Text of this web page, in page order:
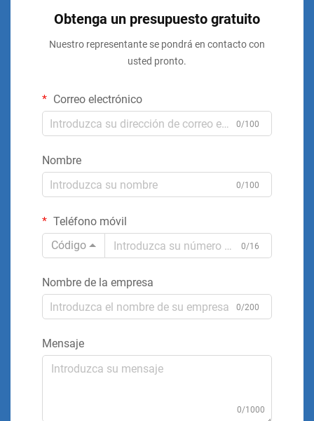
Obtenga un presupuesto gratuito
Nuestro representante se pondrá en contacto con
usted pronto.
Correo electrónico
0/100
Nombre
0/100
Teléfono móvil
Código
0/16
Nombre de la empresa
0/200
Mensaje
0/1000